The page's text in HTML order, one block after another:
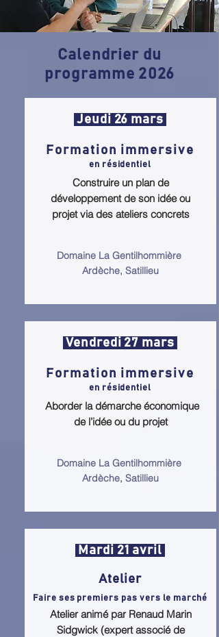
Calendrier du
programme 2026
Jeudi 26 mars
Formation immersive
en résidentiel
Construire un plan de
développement de son idée ou
projet via des ateliers concrets
Domaine La Gentilhommière
Ardèche, Satillieu
Vendredi 27 mars
Formation immersive
en résidentiel
Aborder la démarche économique
de l’idée ou du projet
Domaine La Gentilhommière
Ardèche, Satillieu
Mardi 21 avril
Atelier
Faire ses premiers pas vers le marché
Atelier animé par Renaud Marin
Sidgwick (expert associé de